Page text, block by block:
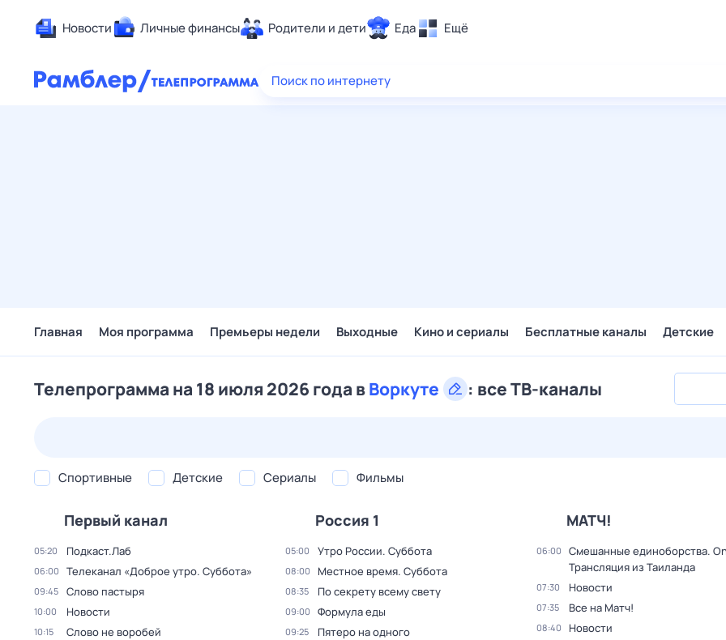
Новости Личные финансы Родители и дети Еда Ещё
Здоровье
Поиск по интернету
Главная Моя программа Премьеры недели Выходные Кино и сериалы Бесплатные каналы Детские
Телепрограмма на 18 июля 2026 года вВоркуте : все ТВ-каналы
Спортивные Детские Сериалы Фильмы
Первый канал
05:20 Подкаст.Лаб
06:00 Телеканал «Доброе утро. Суббота»
09:45 Слово пастыря
10:00 Новости
10:15 Слово не воробей
Россия 1
05:00 Утро России. Суббота
08:00 Местное время. Суббота
08:35 По секрету всему свету
09:00 Формула еды
09:25 Пятеро на одного
МАТЧ!
06:00
Смешанные единоборства.
Трансляция из Таиланда
07:30 Новости
07:35 Все на Матч!
08:40 Новости